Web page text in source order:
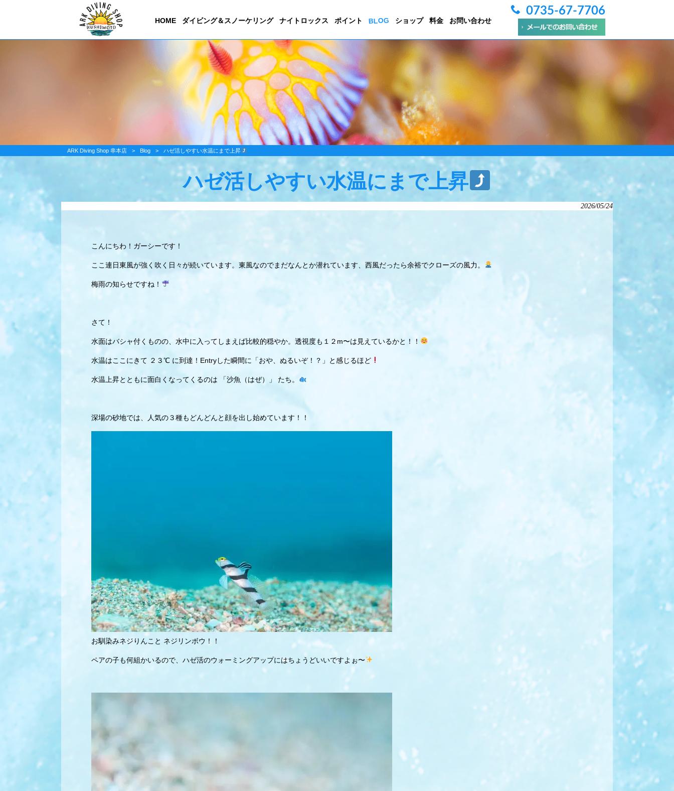
HOME ダイビング＆スノーケリング ナイトロックス ポイント BLOG ショップ 料金 お問い合わせ
0735-67-7706
ARK Diving Shop 串本店 > Blog > ハゼ活しやすい水温にまで上昇
ハゼ活しやすい水温にまで上昇
2026/05/24
こんにちわ！ガーシーです！
ここ連日東風が強く吹く日々が続いています。東風なのでまだなんとか潜れています、西風だったら余裕でクローズの風力。
梅雨の知らせですね！
さて！
水面はバシャ付くものの、水中に入ってしまえば比較的穏やか。透視度も１２m〜は見えているかと！！
水温はここにきて ２３℃ に到達！Entryした瞬間に「おや、ぬるいぞ！？」と感じるほど
水温上昇とともに面白くなってくるのは 「沙魚（はぜ）」 たち。
深場の砂地では、人気の３種もどんどんと顔を出し始めています！！
お馴染みネジりんこと ネジリンボウ！！
ペアの子も何組かいるので、ハゼ活のウォーミングアップにはちょうどいいですよぉ〜